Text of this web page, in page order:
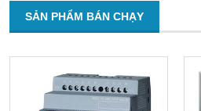
SẢN PHẨM BÁN CHẠY